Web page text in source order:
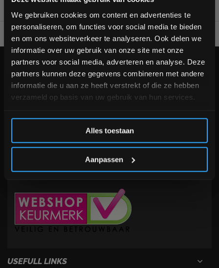
We gebruiken cookies om content en advertenties te
personaliseren, om functies voor social media te bieden
en om ons websiteverkeer te analyseren. Ook delen we
informatie over uw gebruik van onze site met onze
partners voor social media, adverteren en analyse. Deze
partners kunnen deze gegevens combineren met andere
informatie die u aan ze heeft verstrekt of die ze hebben
verzameld op basis van uw gebruik van hun services.
Alles toestaan
Aanpassen
Voor 95% direct uit voorraad geleverd Professionele
KLANTENSERVICE
Veelgestelde vragen
+31 (0)24 645 1309
USEFULL LINKS
Schrijf je in voor onze nieuwsbrief om op de hoogte te
blijven over onze nieuwe producten, deals en meer
interessante info. Ontvang 5% korting op je eerstvolgende
aankoop! 😀
Inschrijven
*Verzendkosten vallen buiten de korting